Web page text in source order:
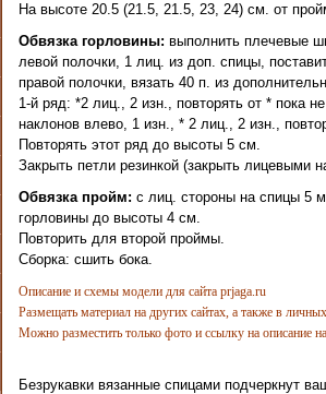
На высоте 20.5 (21.5, 21.5, 23, 24) см. от
Обвязка горловины: выполнить плечевые
левой полочки, 1 лиц. из доп. спицы,
правой полочки, вязать 40 п. из
1-й ряд: *2 лиц., 2 изн., повторять от * пока
наклонов влево, 1 изн., * 2 лиц., 2 изн.,
Повторять этот ряд до высоты 5 см.
Закрыть петли резинкой (закрыть лицевыми
Обвязка пройм: с лиц. стороны на спицы 5
горловины до высоты 4 см.
Повторить для второй проймы.
Сборка: сшить бока.
Описание и схемы модели для сайта prjaga.ru
Размещать материал на других сайтах, а также в
Можно разместить только фото и ссылку на описание
Безрукавки вязанные спицами подчеркнут